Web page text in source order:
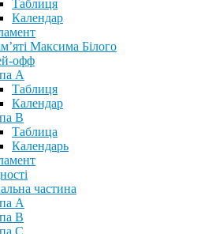
Таблиця
Календар
Максима Білого
офф
А
Таблиця
Календар
В
Таблица
Календарь
частина
А
В
С